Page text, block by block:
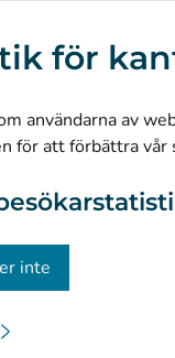
för
användarna av
för att förbättra vår
inte
ledning